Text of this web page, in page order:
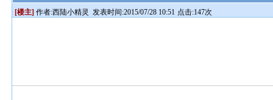
[楼主] 作者:西陆小精灵 发表时间:2015/07/28 10:51 点击:147次